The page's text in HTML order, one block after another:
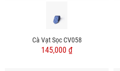
Cà Vạt Sọc CV058
145,000 ₫